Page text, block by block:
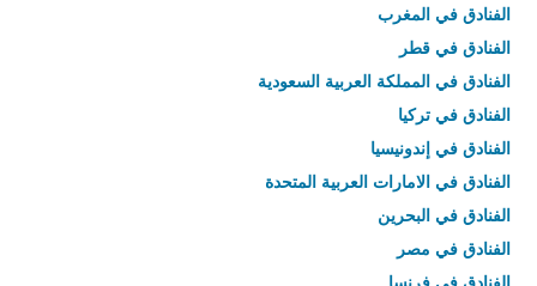
الفنادق في المغرب
الفنادق في قطر
الفنادق في المملكة العربية السعودية
الفنادق في تركيا
الفنادق في إندونيسيا
الفنادق في الامارات العربية المتحدة
الفنادق في البحرين
الفنادق في مصر
الفنادق في فرنسا